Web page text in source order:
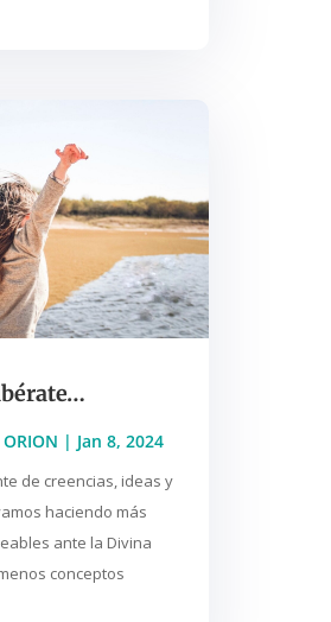
| Jan 8, 2024
de creencias, ideas y
haciendo más
ante la Divina
conceptos